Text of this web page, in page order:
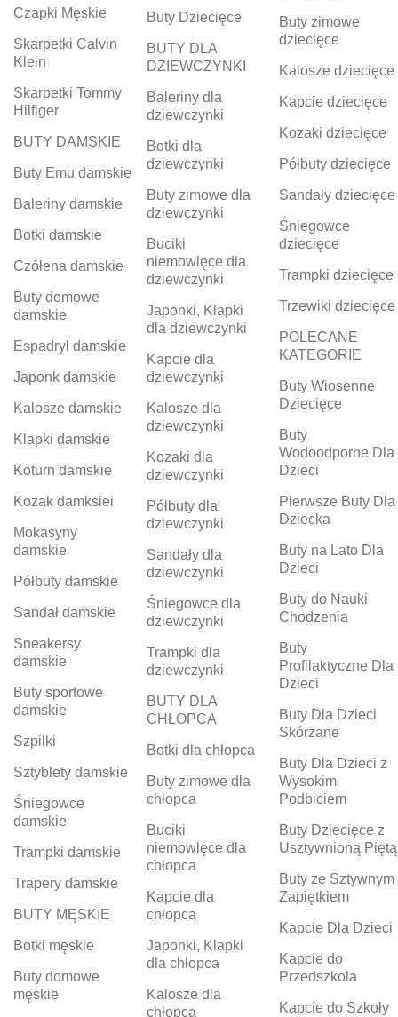
Czapki Męskie
Skarpetki Calvin
Klein
Skarpetki Tommy
Hilfiger
BUTY DAMSKIE
Buty Emu damskie
Baleriny damskie
Botki damskie
Czółena damskie
Buty domowe
damskie
Espadryl damskie
Japonk damskie
Kalosze damskie
Klapki damskie
Koturn damskie
Kozak damksiei
Mokasyny
damskie
Półbuty damskie
Sandał damskie
Sneakersy
damskie
Buty sportowe
damskie
Szpilki
Sztyblety damskie
Śniegowce
damskie
Trampki damskie
Trapery damskie
BUTY MĘSKIE
Botki męskie
Buty domowe
męskie
Buty Dziecięce
BUTY DLA
DZIEWCZYNKI
Baleriny dla
dziewczynki
Botki dla
dziewczynki
Buty zimowe dla
dziewczynki
Buciki
niemowlęce dla
dziewczynki
Japonki, Klapki
dla dziewczynki
Kapcie dla
dziewczynki
Kalosze dla
dziewczynki
Kozaki dla
dziewczynki
Półbuty dla
dziewczynki
Sandały dla
dziewczynki
Śniegowce dla
dziewczynki
Trampki dla
dziewczynki
BUTY DLA
CHŁOPCA
Botki dla chłopca
Buty zimowe dla
chłopca
Buciki
niemowlęce dla
chłopca
Kapcie dla
chłopca
Japonki, Klapki
dla chłopca
Kalosze dla
chłopca
Buty zimowe
dziecięce
Kalosze dziecięce
Kapcie dziecięce
Kozaki dziecięce
Półbuty dziecięce
Sandały dziecięce
Śniegowce
dziecięce
Trampki dziecięce
Trzewiki dziecięce
POLECANE
KATEGORIE
Buty Wiosenne
Dziecięce
Buty
Wodoodporne Dla
Dzieci
Pierwsze Buty Dla
Dziecka
Buty na Lato Dla
Dzieci
Buty do Nauki
Chodzenia
Buty
Profilaktyczne Dla
Dzieci
Buty Dla Dzieci
Skórzane
Buty Dla Dzieci z
Wysokim
Podbiciem
Buty Dziecięce z
Usztywnioną Piętą
Buty ze Sztywnym
Zapiętkiem
Kapcie Dla Dzieci
Kapcie do
Przedszkola
Kapcie do Szkoły